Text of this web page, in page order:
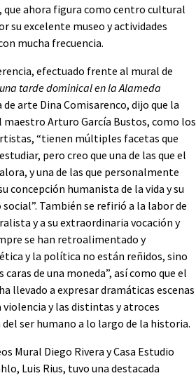
que ahora figura como centro cultural
su excelente museo y actividades
mucha frecuencia.
efectuado frente al mural de
tarde dominical en la Alameda
arte Dina Comisarenco, dijo que la
maestro Arturo García Bustos, como los
“tienen múltiples facetas que
pero creo que una de las que el
y una de las que personalmente
concepción humanista de la vida y su
También se refirió a la labor de
y a su extraordinaria vocación y
se han retroalimentado y
y la política no están reñidos, sino
de una moneda”, así como que el
llevado a expresar dramáticas escenas
violencia y las distintas y atroces
ser humano a lo largo de la historia.
Mural Diego Rivera y Casa Estudio
Luis Rius, tuvo una destacada